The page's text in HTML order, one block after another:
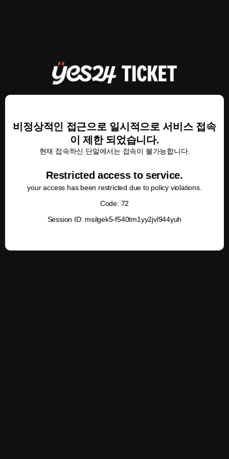
비정상적인 접근으로 일시적으로 서비스 접속
이 제한 되었습니다.
현재 접속하신 단말에서는 접속이 불가능합니다.
Restricted access to service.
your access has been restricted due to policy violations.
Code: 72
Session ID: msilgek5-f540tm1yy2jvl944yuh